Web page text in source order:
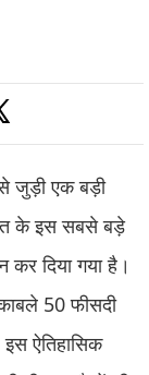
जुड़ी एक बड़ी
के इस सबसे बड़े
दिया गया है।
50 फीसदी
ऐतिहासिक